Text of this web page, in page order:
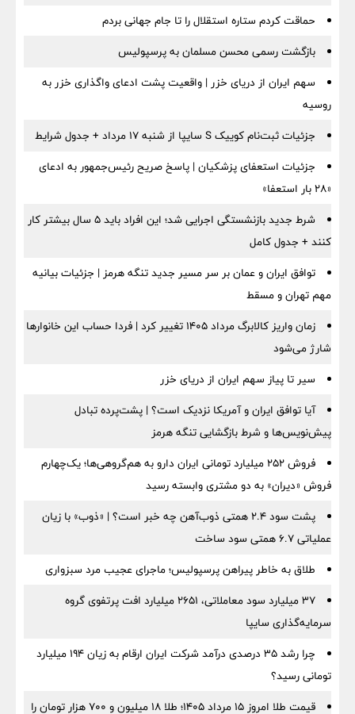
حماقت کردم ستاره استقلال را تا جام جهانی بردم
بازگشت رسمی محسن مسلمان به پرسپولیس
سهم ایران از دریای خزر | واقعیت پشت ادعای واگذاری خزر به
روسیه
جزئیات ثبت‌نام کوییک S سایپا از شنبه ۱۷ مرداد + جدول شرایط
جزئیات استعفای پزشکیان | پاسخ صریح رئیس‌جمهور به ادعای
«۲۸ بار استعفا»
شرط جدید بازنشستگی اجرایی شد؛ این افراد باید ۵ سال بیشتر کار
کنند + جدول کامل
توافق ایران و عمان بر سر مسیر جدید تنگه هرمز | جزئیات بیانیه
مهم تهران و مسقط
زمان واریز کالابرگ مرداد ۱۴۰۵ تغییر کرد | فردا حساب این خانوارها
شارژ می‌شود
سیر تا پیاز سهم ایران از دریای خزر
آیا توافق ایران و آمریکا نزدیک است؟ | پشت‌پرده تبادل
پیش‌نویس‌ها و شرط بازگشایی تنگه هرمز
فروش ۲۵۲ میلیارد تومانی ایران دارو به هم‌گروهی‌ها؛ یک‌چهارم
فروش «دیران» به دو مشتری وابسته رسید
پشت سود ۲.۴ همتی ذوب‌آهن چه خبر است؟ | «ذوب» با زیان
عملیاتی ۶.۷ همتی سود ساخت
طلاق به خاطر پیراهن پرسپولیس؛ ماجرای عجیب مرد سبزواری
۳۷ میلیارد سود معاملاتی، ۲۶۵۱ میلیارد افت پرتفوی گروه
سرمایه‌گذاری سایپا
چرا رشد ۳۵ درصدی درآمد شرکت ایران ارقام به زیان ۱۹۴ میلیارد
تومانی رسید؟
قیمت طلا امروز ۱۵ مرداد ۱۴۰۵؛ طلا ۱۸ میلیون و ۷۰۰ هزار تومان را